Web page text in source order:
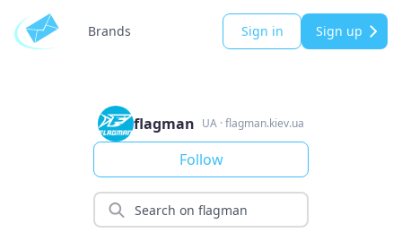
Brands Sign in Sign up
flagman UA ·flagman.kiev.ua
Follow